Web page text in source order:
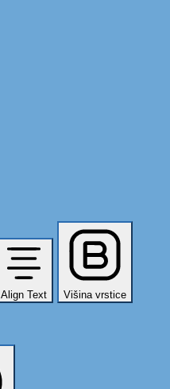
Align Text Višina vrstice